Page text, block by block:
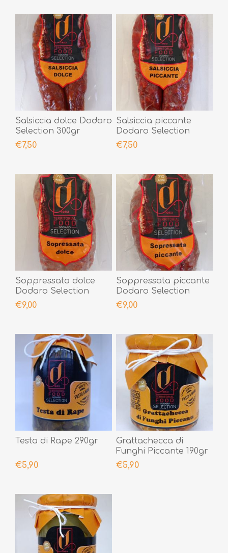
Salsiccia dolce Dodaro
Selection 300gr
€7,50
Salsiccia piccante
Dodaro Selection
300gr
€7,50
Soppressata dolce
Dodaro Selection
300gr
€9,00
Soppressata piccante
Dodaro Selection
300gr
€9,00
Testa di Rape 290gr
€5,90
Grattachecca di
Funghi Piccante 190gr
€5,90